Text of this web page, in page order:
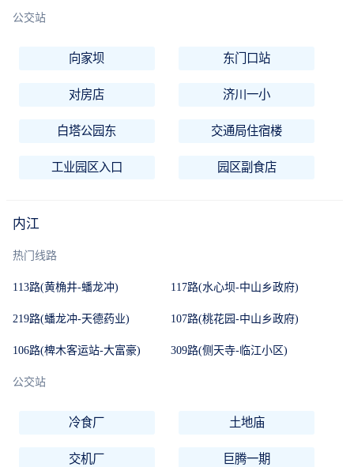
公交站
向家坝 东门口站
对房店 济川一小
白塔公园东 交通局住宿楼
工业园区入口 园区副食店
内江
热门线路
113路(黄桷井-蟠龙冲) 117路(水心坝-中山乡政府)
219路(蟠龙冲-天德药业) 107路(桃花园-中山乡政府)
106路(椑木客运站-大富豪) 309路(侧天寺-临江小区)
公交站
冷食厂 土地庙
交机厂 巨腾一期